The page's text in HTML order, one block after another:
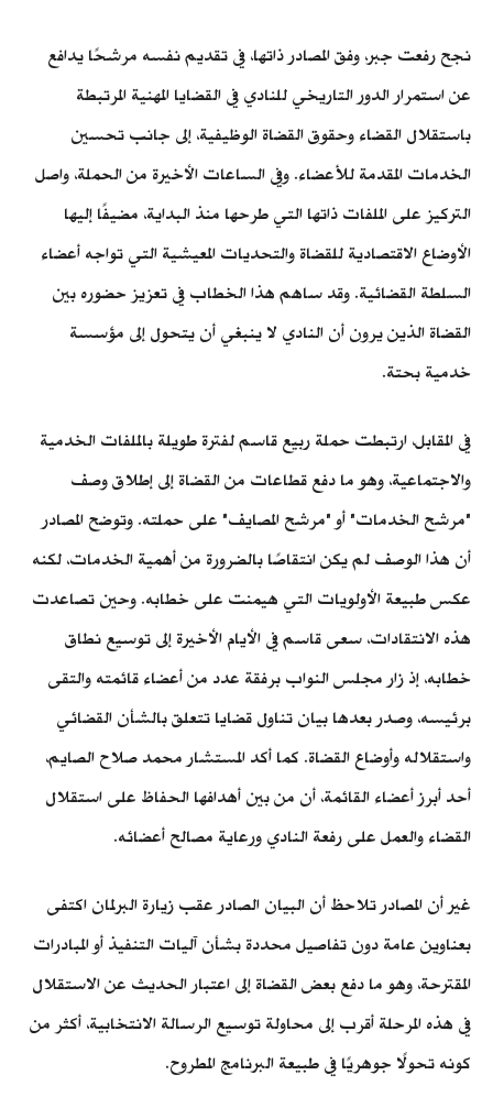
نجح رفعت جبر، وفق المصادر ذاتها، في تقديم نفسه مرشحًا يدافع
عن استمرار الدور التاريخي للنادي في القضايا المهنية المرتبطة
باستقلال القضاء وحقوق القضاة الوظيفية، إلى جانب تحسين
الخدمات المقدمة للأعضاء. وفي الساعات الأخيرة من الحملة، واصل
التركيز على الملفات ذاتها التي طرحها منذ البداية، مضيفًا إليها
الأوضاع الاقتصادية للقضاة والتحديات المعيشية التي تواجه أعضاء
السلطة القضائية. وقد ساهم هذا الخطاب في تعزيز حضوره بين
القضاة الذين يرون أن النادي لا ينبغي أن يتحول إلى مؤسسة
خدمية بحتة.
في المقابل، ارتبطت حملة ربيع قاسم لفترة طويلة بالملفات الخدمية
والاجتماعية، وهو ما دفع قطاعات من القضاة إلى إطلاق وصف
"مرشح الخدمات" أو "مرشح المصايف" على حملته. وتوضح المصادر
أن هذا الوصف لم يكن انتقاصًا بالضرورة من أهمية الخدمات، لكنه
عكس طبيعة الأولويات التي هيمنت على خطابه. وحين تصاعدت
هذه الانتقادات، سعى قاسم في الأيام الأخيرة إلى توسيع نطاق
خطابه، إذ زار مجلس النواب برفقة عدد من أعضاء قائمته والتقى
برئيسه، وصدر بعدها بيان تناول قضايا تتعلق بالشأن القضائي
واستقلاله وأوضاع القضاة. كما أكد المستشار محمد صلاح الصايم،
أحد أبرز أعضاء القائمة، أن من بين أهدافها الحفاظ على استقلال
القضاء والعمل على رفعة النادي ورعاية مصالح أعضائه.
غير أن المصادر تلاحظ أن البيان الصادر عقب زيارة البرلمان اكتفى
بعناوين عامة دون تفاصيل محددة بشأن آليات التنفيذ أو المبادرات
المقترحة، وهو ما دفع بعض القضاة إلى اعتبار الحديث عن الاستقلال
في هذه المرحلة أقرب إلى محاولة توسيع الرسالة الانتخابية، أكثر من
كونه تحولًا جوهريًا في طبيعة البرنامج المطروح.